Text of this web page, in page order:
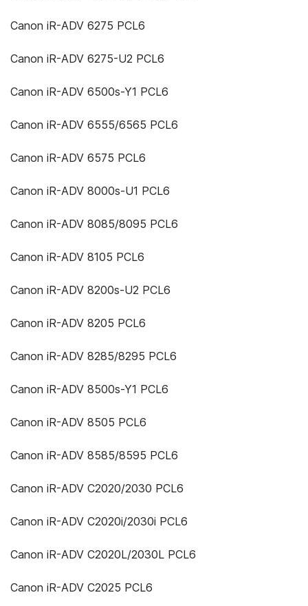
Canon iR-ADV 6275 PCL6
Canon iR-ADV 6275-U2 PCL6
Canon iR-ADV 6500s-Y1 PCL6
Canon iR-ADV 6555/6565 PCL6
Canon iR-ADV 6575 PCL6
Canon iR-ADV 8000s-U1 PCL6
Canon iR-ADV 8085/8095 PCL6
Canon iR-ADV 8105 PCL6
Canon iR-ADV 8200s-U2 PCL6
Canon iR-ADV 8205 PCL6
Canon iR-ADV 8285/8295 PCL6
Canon iR-ADV 8500s-Y1 PCL6
Canon iR-ADV 8505 PCL6
Canon iR-ADV 8585/8595 PCL6
Canon iR-ADV C2020/2030 PCL6
Canon iR-ADV C2020i/2030i PCL6
Canon iR-ADV C2020L/2030L PCL6
Canon iR-ADV C2025 PCL6